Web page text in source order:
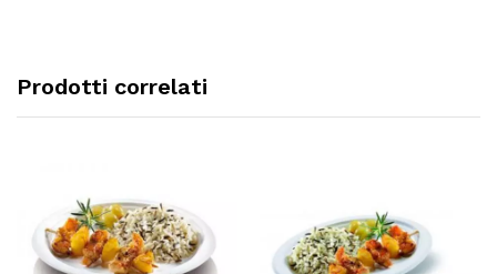
Prodotti correlati